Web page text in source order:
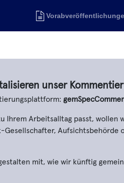
unser
Ihrem Arbeitsalltag passt, wollen
Aufsichtsbehörde
mit, wie wir künftig